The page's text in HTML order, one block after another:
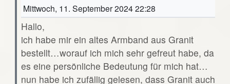
Mittwoch, 11. September 2024 22:28
Hallo,
ich habe mir ein altes Armband aus Granit
bestellt…worauf ich mich sehr gefreut habe, da
es eine persönliche Bedeutung für mich hat…
nun habe ich zufällig gelesen, dass Granit auch